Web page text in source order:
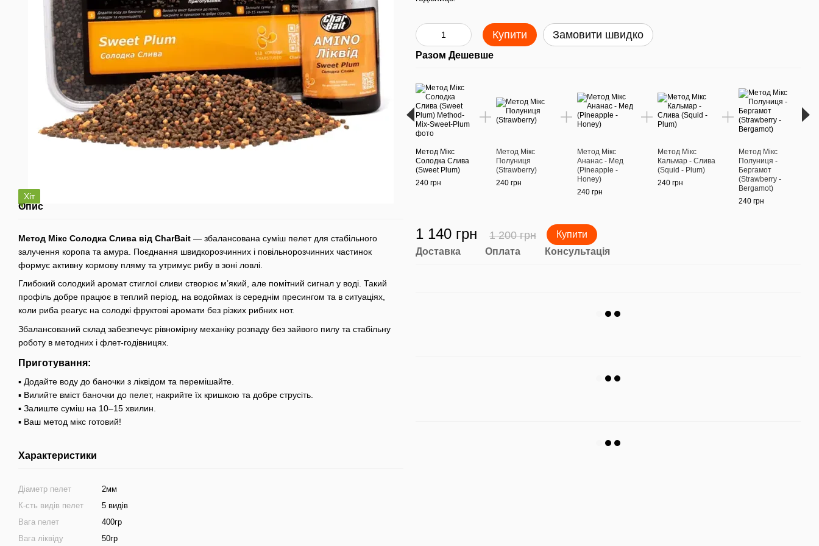
Хіт
Опис
Метод Мікс Солодка Слива від CharBait — збалансована суміш пелет для стабільного
залучення коропа та амура. Поєднання швидкорозчинних і повільнорозчинних частинок
формує активну кормову пляму та утримує рибу в зоні ловлі.
Глибокий солодкий аромат стиглої сливи створює м’який, але помітний сигнал у воді. Такий
профіль добре працює в теплий період, на водоймах із середнім пресингом та в ситуаціях,
коли риба реагує на солодкі фруктові аромати без різких рибних нот.
Збалансований склад забезпечує рівномірну механіку розпаду без зайвого пилу та стабільну
роботу в методних і флет-годівницях.
Приготування:
▪ Додайте воду до баночки з ліквідом та перемішайте.
▪ Вилийте вміст баночки до пелет, накрийте їх кришкою та добре струсіть.
▪ Залиште суміш на 10–15 хвилин.
▪ Ваш метод мікс готовий!
Характеристики
Діаметр пелет
2мм
К-сть видів пелет
5 видів
Вага пелет
400гр
Вага ліквіду
50гр
Купити Замовити швидко
Разом Дешевше
Метод Мікс
Солодка Слива
(Sweet Plum)
240 грн
Метод Мікс
Полуниця
(Strawberry)
240 грн
Метод Мікс
Ананас - Мед
(Pineapple -
Honey)
240 грн
Метод Мікс
Кальмар - Слива
(Squid - Plum)
240 грн
Метод Мікс
Полуниця -
Бергамот
(Strawberry -
Bergamot)
240 грн
1 140 грн 1 200 грн Купити
Доставка Оплата Консультація